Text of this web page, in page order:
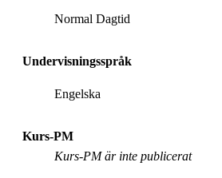
Normal Dagtid
Undervisningsspråk
Engelska
Kurs-PM
Kurs-PM är inte publicerat